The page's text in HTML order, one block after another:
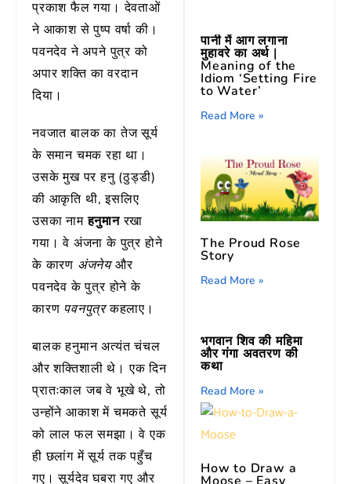
प्रकाश फैल गया। देवताओं
ने आकाश से पुष्प वर्षा की।
पवनदेव ने अपने पुत्र को
अपार शक्ति का वरदान
दिया।
नवजात बालक का तेज सूर्य
के समान चमक रहा था।
उसके मुख पर हनु (ठुड्डी)
की आकृति थी, इसलिए
उसका नामहनुमानरखा
गया। वे अंजना के पुत्र होने
के कारण अंजनेयऔर
पवनदेव के पुत्र होने के
कारण पवनपुत्रकहलाए।
बालक हनुमान अत्यंत चंचल
और शक्तिशाली थे। एक दिन
प्रातःकाल जब वे भूखे थे, तो
उन्होंने आकाश में चमकते सूर्य
को लाल फल समझा। वे एक
ही छलांग में सूर्य तक पहुँच
गए। सूर्यदेव घबरा गए और
पानी में आग लगाना
मुहावरे का अर्थ |
Meaning of the
Idiom ‘Setting Fire
to Water’
Read More »
The Proud Rose
Story
Read More »
भगवान शिव की महिमा
और गंगा अवतरण की
कथा
Read More »
How to Draw a